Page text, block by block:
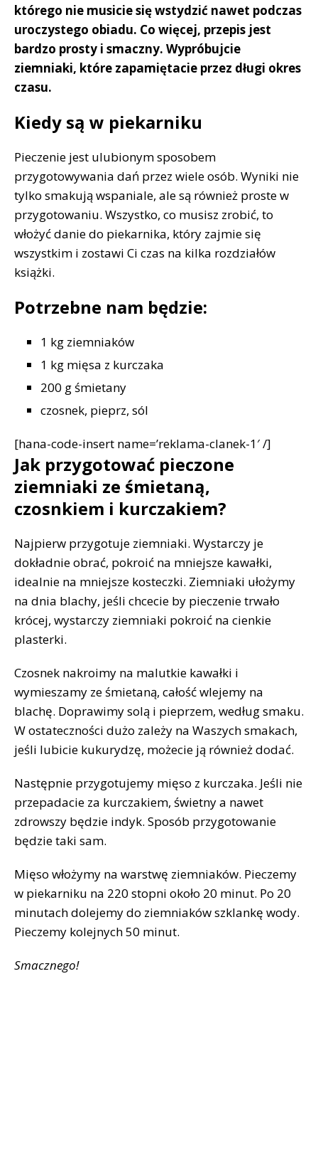
którego nie musicie się wstydzić nawet podczas
uroczystego obiadu. Co więcej, przepis jest
bardzo prosty i smaczny. Wypróbujcie
ziemniaki, które zapamiętacie przez długi okres
czasu.
Kiedy są w piekarniku
Pieczenie jest ulubionym sposobem
przygotowywania dań przez wiele osób. Wyniki nie
tylko smakują wspaniale, ale są również proste w
przygotowaniu. Wszystko, co musisz zrobić, to
włożyć danie do piekarnika, który zajmie się
wszystkim i zostawi Ci czas na kilka rozdziałów
książki.
Potrzebne nam będzie:
1 kg ziemniaków
1 kg mięsa z kurczaka
200 g śmietany
czosnek, pieprz, sól
[hana-code-insert name=’reklama-clanek-1′ /]
Jak przygotować pieczone
ziemniaki ze śmietaną,
czosnkiem i kurczakiem?
Najpierw przygotuje ziemniaki. Wystarczy je
dokładnie obrać, pokroić na mniejsze kawałki,
idealnie na mniejsze kosteczki. Ziemniaki ułożymy
na dnia blachy, jeśli chcecie by pieczenie trwało
krócej, wystarczy ziemniaki pokroić na cienkie
plasterki.
Czosnek nakroimy na malutkie kawałki i
wymieszamy ze śmietaną, całość wlejemy na
blachę. Doprawimy solą i pieprzem, według smaku.
W ostateczności dużo zależy na Waszych smakach,
jeśli lubicie kukurydzę, możecie ją również dodać.
Następnie przygotujemy mięso z kurczaka. Jeśli nie
przepadacie za kurczakiem, świetny a nawet
zdrowszy będzie indyk. Sposób przygotowanie
będzie taki sam.
Mięso włożymy na warstwę ziemniaków. Pieczemy
w piekarniku na 220 stopni około 20 minut. Po 20
minutach dolejemy do ziemniaków szklankę wody.
Pieczemy kolejnych 50 minut.
Smacznego!